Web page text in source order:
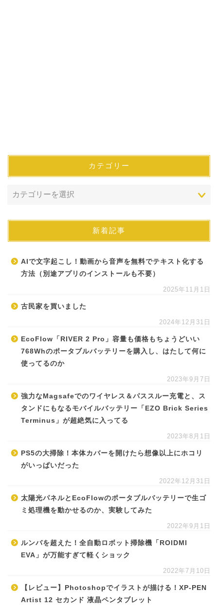
カテゴリー
新着記事
AIで文字起こし！動画から音声を無料でテキスト化する
方法（別途アプリのインストールも不要）
2025年11月1日
古民家を買いました
2024年12月31日
EcoFlow「RIVER 2 Pro」容量も価格もちょうどいい
768Whのポータブルバッテリーを購入し、はたして何に
使ってるのか
2023年9月7日
強力なMagsafeでのワイヤレス＆パススルー充電と、ス
タンドにもなるモバイルバッテリー「EZO Brick Series
Terminus」が超絶気に入ってる
2023年8月1日
PS5の大掃除！本体カバーを開けたら想像以上にホコリ
がいっぱいだった
2022年12月31日
太陽光パネルとEcoFlowのポータブルバッテリーで生ゴ
ミ処理機を動かせるのか、実験してみた
2022年9月1日
ルンバを超えた！全自動ロボット掃除機「ROIDMI
EVA」が万能すぎて軽くショック
2022年7月10日
【レビュー】Photoshopでイラストが描ける！XP-PEN
Artist 12 セカンド 液晶ペンタブレット